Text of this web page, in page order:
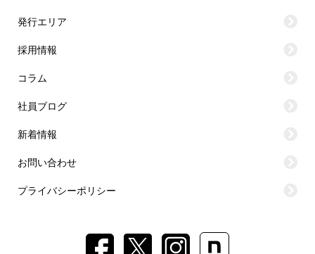
発行エリア
採用情報
コラム
社員ブログ
新着情報
お問い合わせ
プライバシーポリシー